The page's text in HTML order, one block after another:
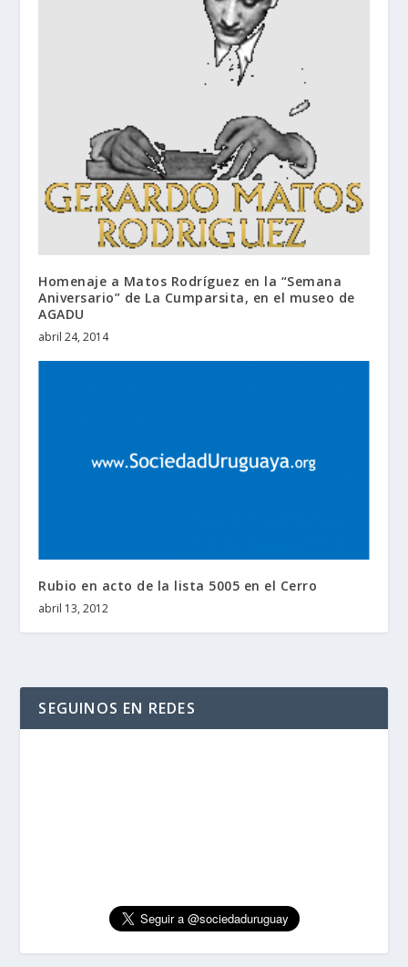
Homenaje a Matos Rodríguez en la “Semana
Aniversario” de La Cumparsita, en el museo de
AGADU
abril 24, 2014
Rubio en acto de la lista 5005 en el Cerro
abril 13, 2012
SEGUINOS EN REDES